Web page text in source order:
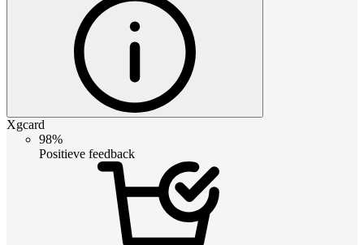
Xgcard
98%
Positieve feedback